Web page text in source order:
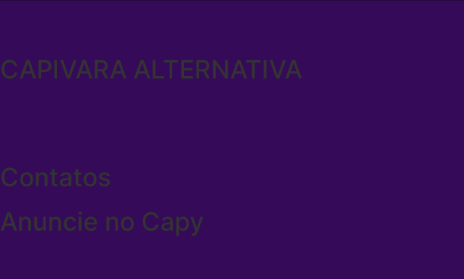
CAPIVARA ALTERNATIVA
Contatos
Anuncie no Capy